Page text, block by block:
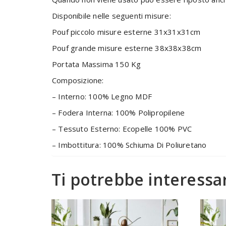
Disponibile nelle seguenti misure:
Pouf piccolo misure esterne 31x31x31cm
Pouf grande misure esterne 38x38x38cm
Portata Massima 150 Kg
Composizione:
– Interno: 100% Legno MDF
– Fodera Interna: 100% Polipropilene
– Tessuto Esterno: Ecopelle 100% PVC
– Imbottitura: 100% Schiuma Di Poliuretano
Ti potrebbe